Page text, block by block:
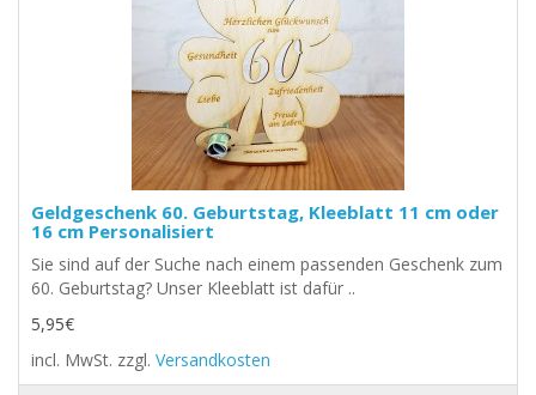
Geldgeschenk 60. Geburtstag, Kleeblatt 11 cm oder
16 cm Personalisiert
Sie sind auf der Suche nach einem passenden Geschenk zum
60. Geburtstag? Unser Kleeblatt ist dafür ..
5,95€
incl. MwSt. zzgl. Versandkosten